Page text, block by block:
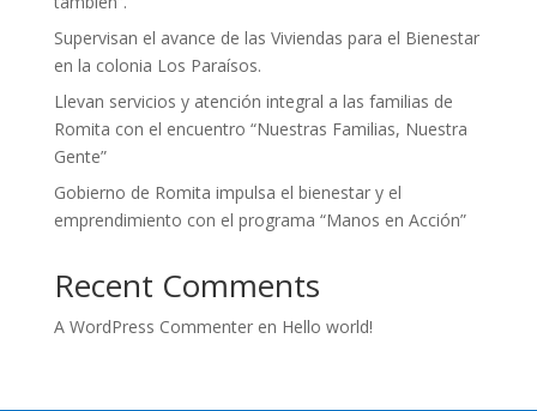
Supervisan el avance de las Viviendas para el Bienestar
en la colonia Los Paraísos.
Llevan servicios y atención integral a las familias de
Romita con el encuentro “Nuestras Familias, Nuestra
Gente”
Gobierno de Romita impulsa el bienestar y el
emprendimiento con el programa “Manos en Acción”
Recent Comments
A WordPress Commenteren Hello world!